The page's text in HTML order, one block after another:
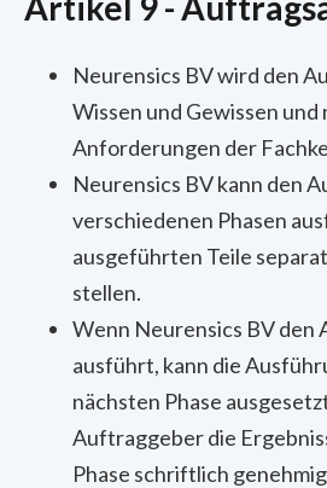
Neurensics BV wird den
Wissen und Gewissen und
Anforderungen der
Neurensics BV kann den
verschiedenen Phasen
ausgeführten Teile
stellen.
Wenn Neurensics BV den
ausführt, kann die
nächsten Phase
Auftraggeber die
Phase schriftlich